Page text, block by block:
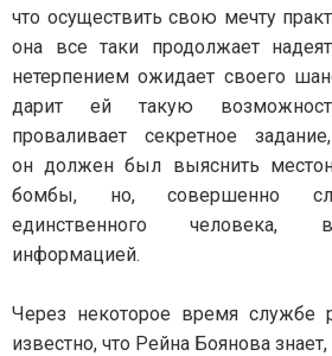
что осуществить свою мечту
она все таки продолжает
нетерпением ожидает своего
дарит ей такую
проваливает секретное
он должен был выяснить
бомбы, но, совершенно
единственного человека,
информацией.
Через некоторое время службе
известно, что Рейна Боянова